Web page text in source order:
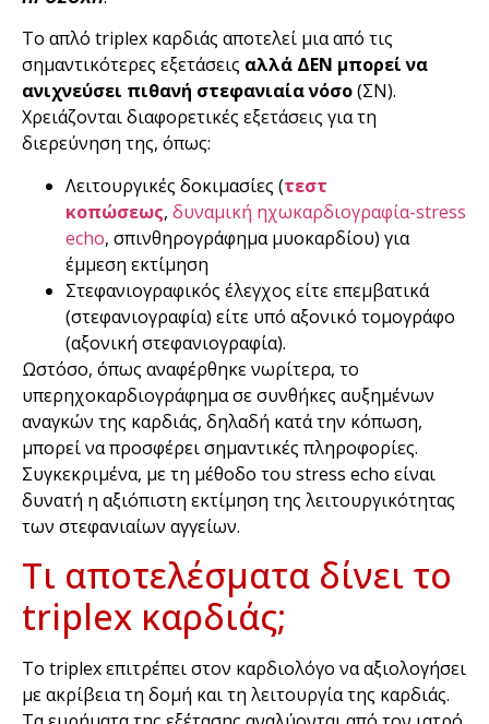
Το απλό triplex καρδιάς αποτελεί μια από τις
σημαντικότερες εξετάσεις αλλά ΔΕΝ μπορεί να
ανιχνεύσει πιθανή στεφανιαία νόσο(ΣΝ).
Χρειάζονται διαφορετικές εξετάσεις για τη
διερεύνηση της, όπως:
Λειτουργικές δοκιμασίες (τεστ
κοπώσεως, δυναμική ηχωκαρδιογραφία-stress
echo, σπινθηρογράφημα μυοκαρδίου) για
έμμεση εκτίμηση
Στεφανιογραφικός έλεγχος είτε επεμβατικά
(στεφανιογραφία) είτε υπό αξονικό τομογράφο
(αξονική στεφανιογραφία).
Ωστόσο, όπως αναφέρθηκε νωρίτερα, το
υπερηχοκαρδιογράφημα σε συνθήκες αυξημένων
αναγκών της καρδιάς, δηλαδή κατά την κόπωση,
μπορεί να προσφέρει σημαντικές πληροφορίες.
Συγκεκριμένα, με τη μέθοδο του stress echo είναι
δυνατή η αξιόπιστη εκτίμηση της λειτουργικότητας
των στεφανιαίων αγγείων.
Τι αποτελέσματα δίνει το
triplex καρδιάς;
Το triplex επιτρέπει στον καρδιολόγο να αξιολογήσει
με ακρίβεια τη δομή και τη λειτουργία της καρδιάς.